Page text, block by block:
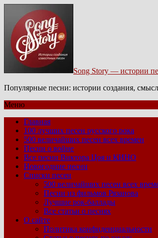
Song Story — истории
Популярные песни: истории создания,
Меню
Главная
100 лучших песен русского рока
500 величайших песен всех времен
Песни о войне
Все песни Виктора Цоя и КИНО
Новогодние песни
Списки песен
500 величайших песен всех
Песни из фильмов Рязанова
Лучшие рок-баллады
Все статьи о песнях
О сайте
Политика конфиденциальности